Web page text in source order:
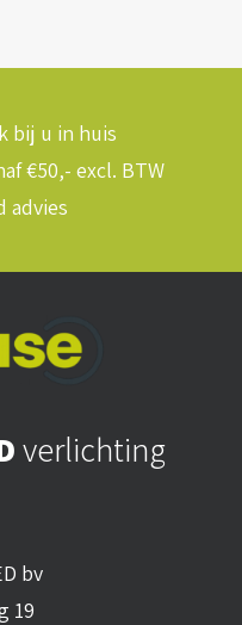
bij u in huis
€50,- excl. BTW
advies
verlichting
bv
19